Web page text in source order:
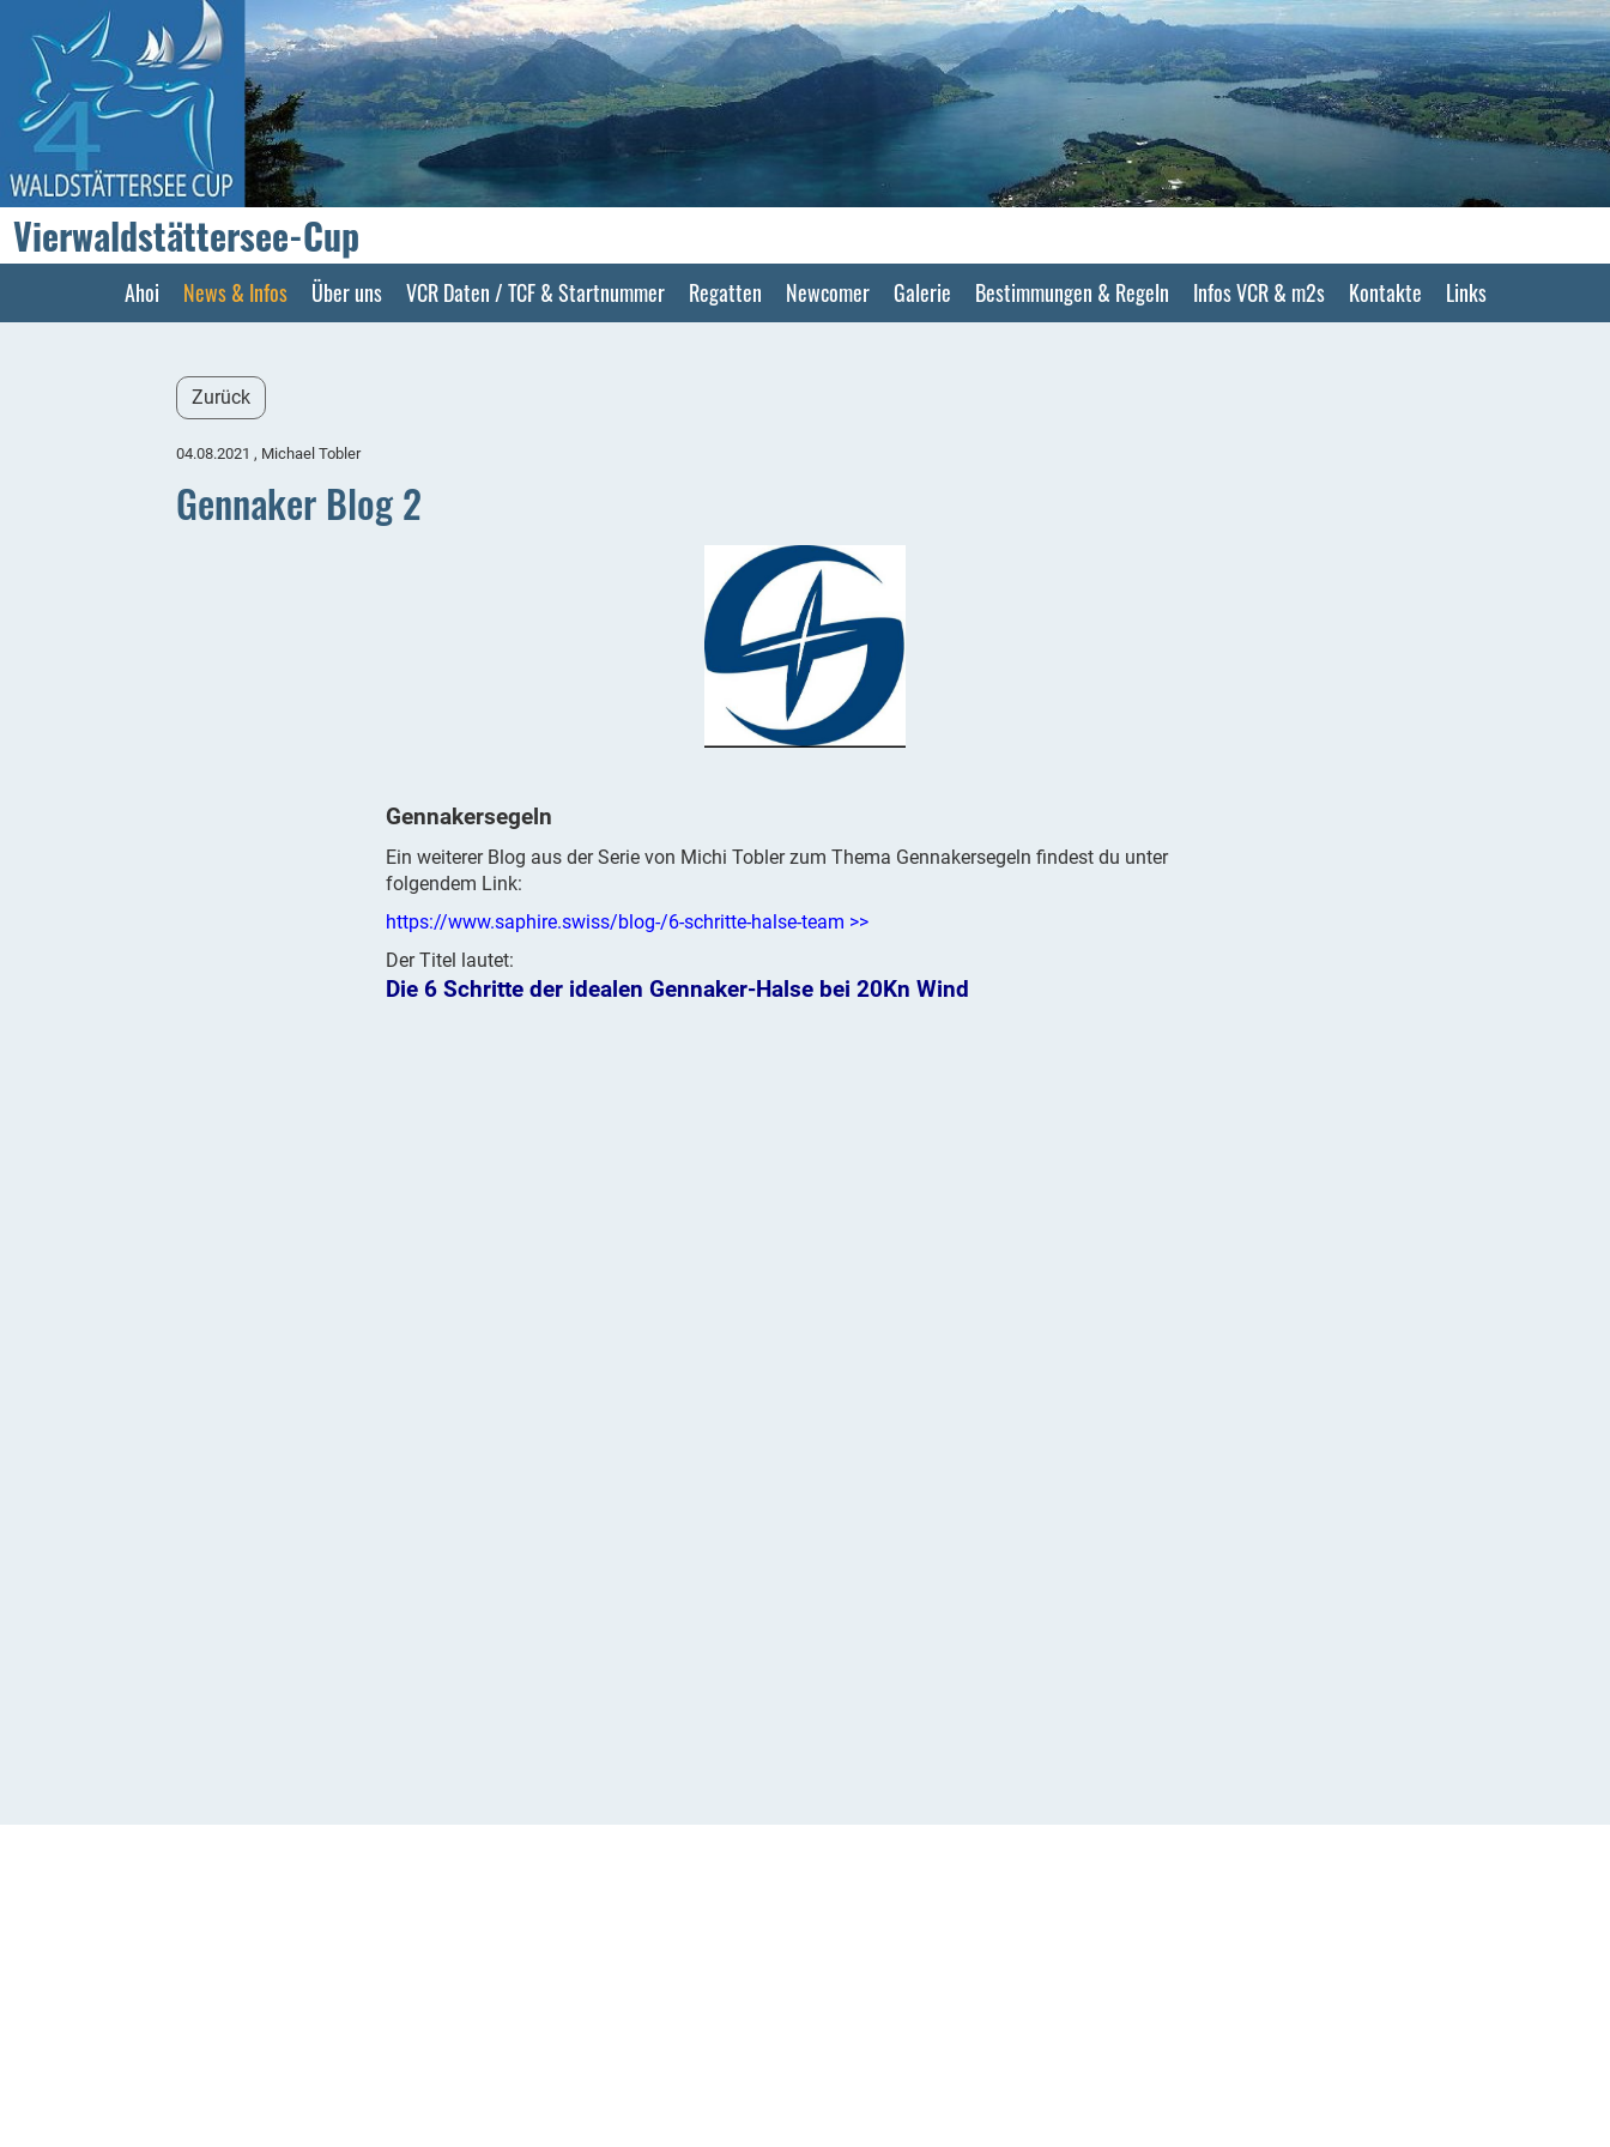
Vierwaldstättersee-Cup
Ahoi News & Infos Über uns VCR Daten / TCF & Startnummer Regatten Newcomer Galerie Bestimmungen & Regeln Infos VCR & m2s Kontakte Links
Zurück
04.08.2021 , Michael Tobler
Gennaker Blog 2
Gennakersegeln
Ein weiterer Blog aus der Serie von Michi Tobler zum Thema Gennakersegeln findest du unter
folgendem Link:
https://www.saphire.swiss/blog-/6-schritte-halse-team >>
Der Titel lautet:
Die 6 Schritte der idealen Gennaker-Halse bei 20Kn Wind